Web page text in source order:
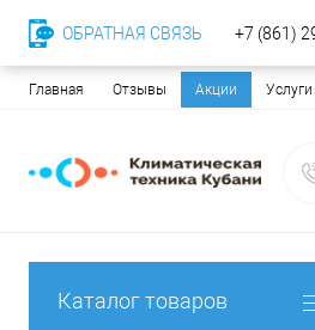
Главная Отзывы Акции Услуги
Каталог товаров
ОБРАТНАЯ СВЯЗЬ +7 (861)